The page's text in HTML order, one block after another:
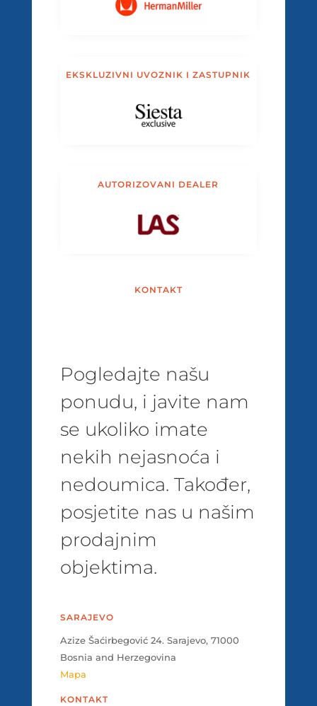
EKSKLUZIVNI UVOZNIK I ZASTUPNIK
AUTORIZOVANI DEALER
KONTAKT
Pogledajte našu
ponudu, i javite nam
se ukoliko imate
nekih nejasnoća i
nedoumica. Također,
posjetite nas u našim
prodajnim
objektima.
SARAJEVO
Azize Šaćirbegović 24. Sarajevo, 71000
Bosnia and Herzegovina
Mapa
KONTAKT